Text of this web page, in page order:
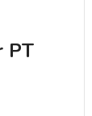
PT